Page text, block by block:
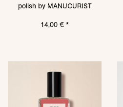
polish by MANUCURIST
14,00 € *